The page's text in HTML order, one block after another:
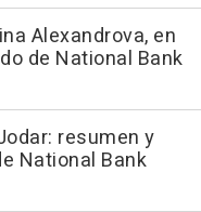
Alexandrova, en
de National Bank
resumen y
National Bank